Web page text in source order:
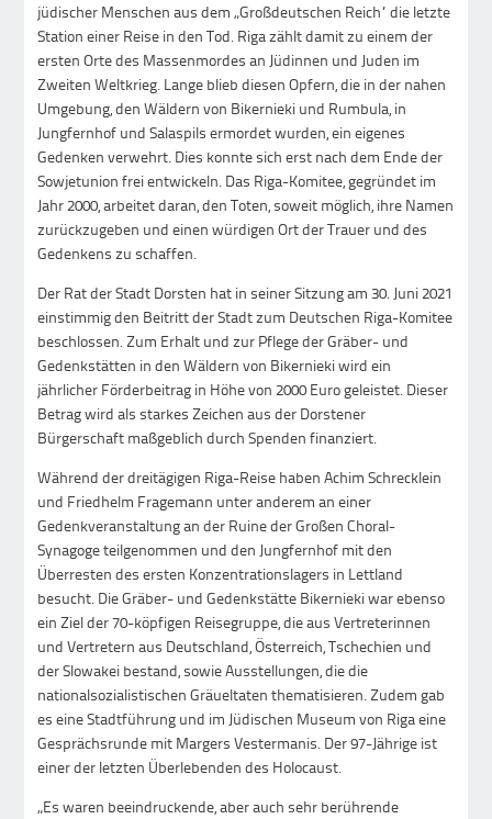
jüdischer Menschen aus dem „Großdeutschen Reich“ die letzte
Station einer Reise in den Tod. Riga zählt damit zu einem der
ersten Orte des Massenmordes an Jüdinnen und Juden im
Zweiten Weltkrieg. Lange blieb diesen Opfern, die in der nahen
Umgebung, den Wäldern von Bikernieki und Rumbula, in
Jungfernhof und Salaspils ermordet wurden, ein eigenes
Gedenken verwehrt. Dies konnte sich erst nach dem Ende der
Sowjetunion frei entwickeln. Das Riga-Komitee, gegründet im
Jahr 2000, arbeitet daran, den Toten, soweit möglich, ihre Namen
zurückzugeben und einen würdigen Ort der Trauer und des
Gedenkens zu schaffen.
Der Rat der Stadt Dorsten hat in seiner Sitzung am 30. Juni 2021
einstimmig den Beitritt der Stadt zum Deutschen Riga-Komitee
beschlossen. Zum Erhalt und zur Pflege der Gräber- und
Gedenkstätten in den Wäldern von Bikernieki wird ein
jährlicher Förderbeitrag in Höhe von 2000 Euro geleistet. Dieser
Betrag wird als starkes Zeichen aus der Dorstener
Bürgerschaft maßgeblich durch Spenden finanziert.
Während der dreitägigen Riga-Reise haben Achim Schrecklein
und Friedhelm Fragemann unter anderem an einer
Gedenkveranstaltung an der Ruine der Großen Choral-
Synagoge teilgenommen und den Jungfernhof mit den
Überresten des ersten Konzentrationslagers in Lettland
besucht. Die Gräber- und Gedenkstätte Bikernieki war ebenso
ein Ziel der 70-köpfigen Reisegruppe, die aus Vertreterinnen
und Vertretern aus Deutschland, Österreich, Tschechien und
der Slowakei bestand, sowie Ausstellungen, die die
nationalsozialistischen Gräueltaten thematisieren. Zudem gab
es eine Stadtführung und im Jüdischen Museum von Riga eine
Gesprächsrunde mit Margers Vestermanis. Der 97-Jährige ist
einer der letzten Überlebenden des Holocaust.
„Es waren beeindruckende, aber auch sehr berührende